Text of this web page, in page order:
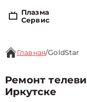
Плазма
Сервис
Главная/GoldStar
Ремонт
Иркутске